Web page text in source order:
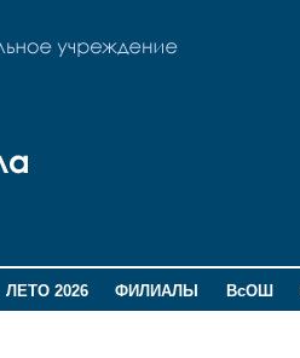
ЛЕТО 2026 ФИЛИАЛЫ ВсОШ